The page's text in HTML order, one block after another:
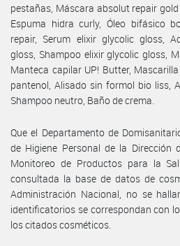
pestañas, Máscara absolut repair
Espuma hidra curly, Óleo bifásico
repair, Serum elixir glycolic gloss,
gloss, Shampoo elixir glycolic gloss,
Manteca capilar UP! Butter,
pantenol, Alisado sin formol bio liss,
Shampoo neutro, Baño de crema.
Que el Departamento de
de Higiene Personal de la Dirección
Monitoreo de Productos para la
consultada la base de datos de
Administración Nacional, no se
identificatorios se correspondan con
los citados cosméticos.